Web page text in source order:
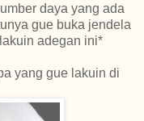
daya yang ada
gue buka jendela
adegan ini*
yang gue lakuin di